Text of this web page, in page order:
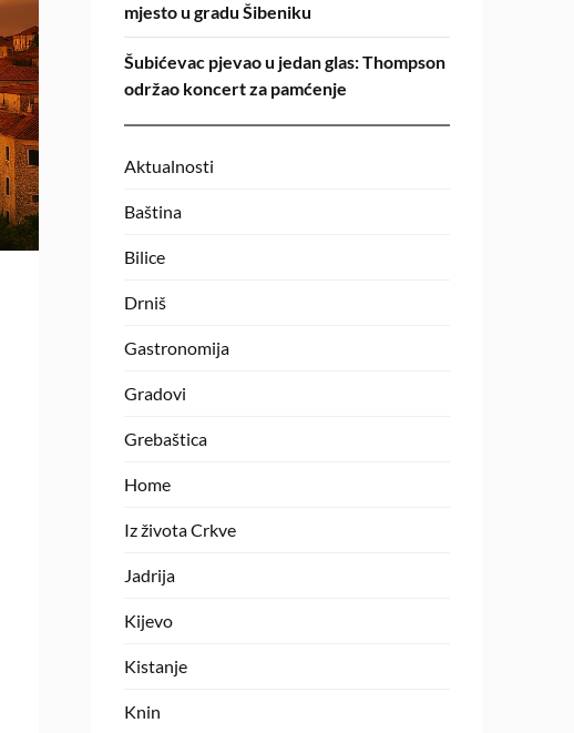
mjesto u gradu Šibeniku
Šubićevac pjevao u jedan glas: Thompson
održao koncert za pamćenje
Aktualnosti
Baština
Bilice
Drniš
Gastronomija
Gradovi
Grebaštica
Home
Iz života Crkve
Jadrija
Kijevo
Kistanje
Knin